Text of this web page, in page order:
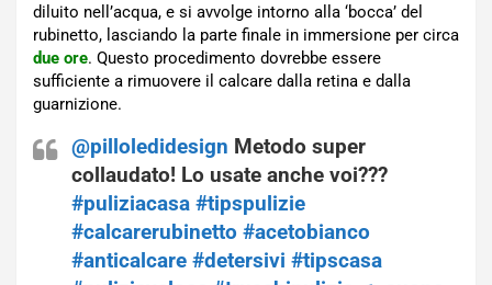
diluito nell’acqua, e si avvolge intorno alla ‘bocca’ del
rubinetto, lasciando la parte finale in immersione per circa
due ore. Questo procedimento dovrebbe essere
sufficiente a rimuovere il calcare dalla retina e dalla
guarnizione.
@pilloledidesign Metodo super
collaudato! Lo usate anche voi???
#puliziacasa #tipspulizie
#calcarerubinetto #acetobianco
#anticalcare #detersivi #tipscasa